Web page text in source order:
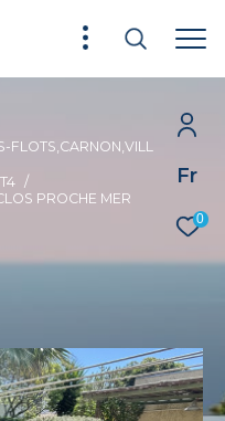
Fr
0
FLOTS,CARNON,VILL
T4
PROCHE MER